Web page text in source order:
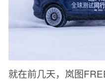
就在前几天，岚图